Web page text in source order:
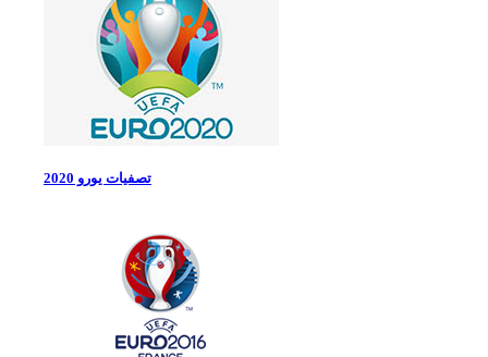
تصفيات يورو 2020